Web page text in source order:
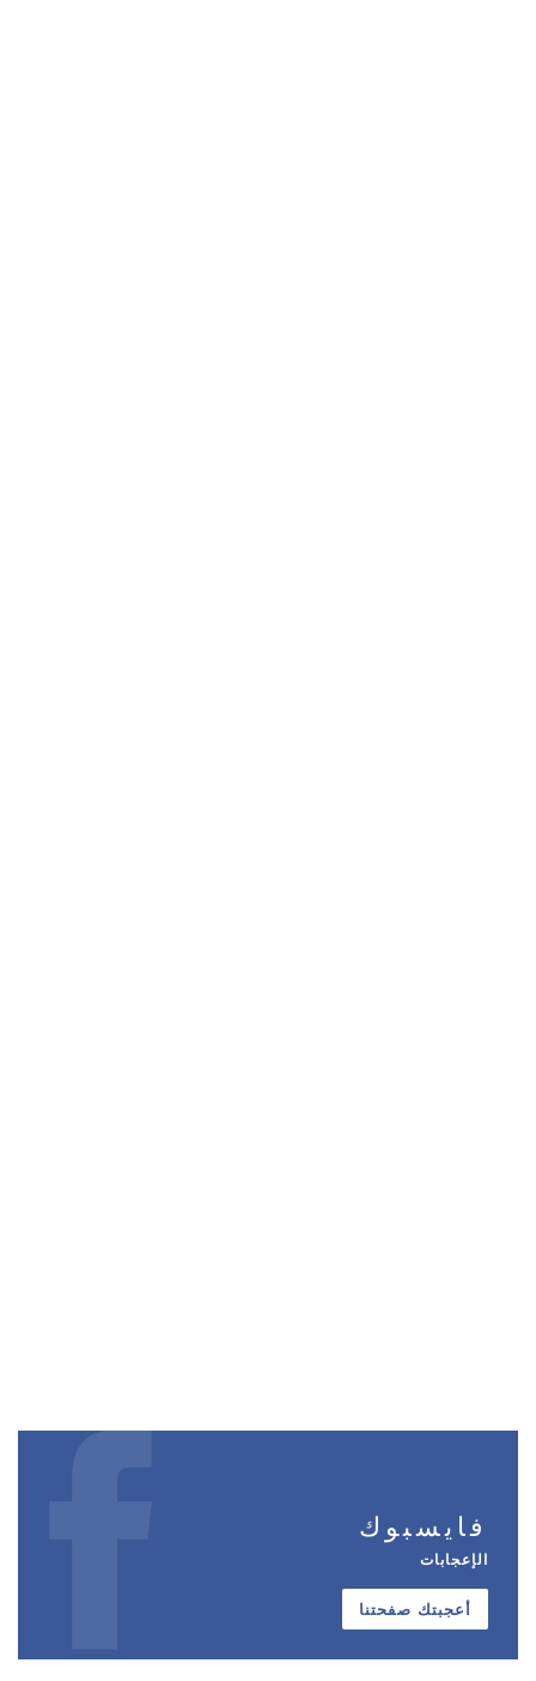
فايسبوك
الإعجابات
أعجبتك صفحتنا